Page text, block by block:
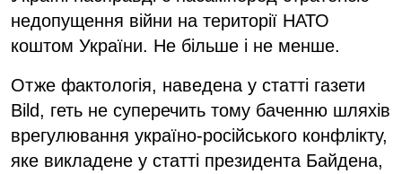
недопущення війни на території НАТО
коштом України. Не більше і не менше.
Отже фактологія, наведена у статті газети
Bild, геть не суперечить тому баченню шляхів
врегулювання україно-російського конфлікту,
яке викладене у статті президента Байдена,